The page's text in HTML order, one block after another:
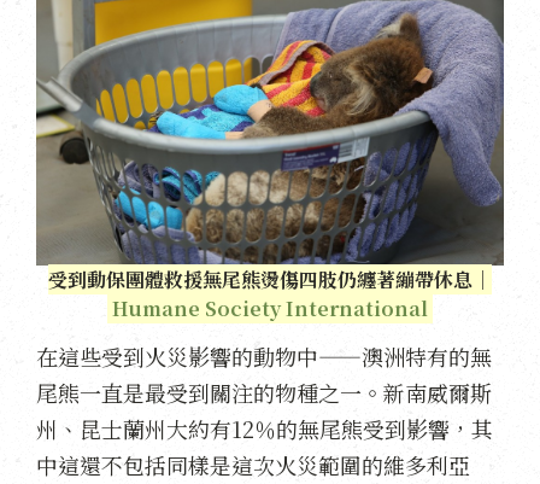
受到動保團體救援無尾熊燙傷四肢仍纏著繃帶休息｜
Humane Society International
在這些受到火災影響的動物中——澳洲特有的無
尾熊一直是最受到關注的物種之一。新南威爾斯
州、昆士蘭州大約有12％的無尾熊受到影響，其
中這還不包括同樣是這次火災範圍的維多利亞